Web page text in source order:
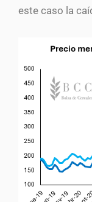
este caso la